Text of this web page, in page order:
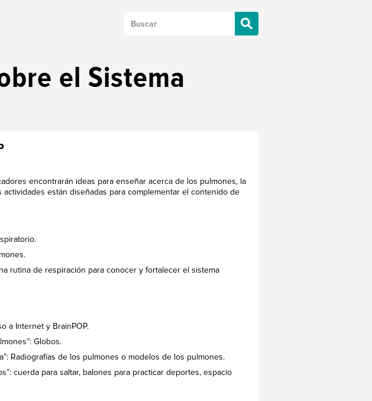
el Sistema
encontrarán ideas para enseñar acerca de los pulmones, la
están diseñadas para complementar el contenido de
rutina de respiración para conocer y fortalecer el sistema
a Internet y BrainPOP.
Globos.
Radiografías de los pulmones o modelos de los pulmones.
cuerda para saltar, balones para practicar deportes, espacio